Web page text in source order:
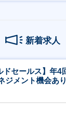
新着求人
ドセールス】年4
ジメント機会あり